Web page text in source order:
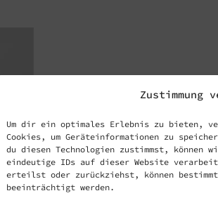
Zustimmung
Um dir ein optimales Erlebnis zu bieten,
Cookies, um Geräteinformationen zu
du diesen Technologien zustimmst, können
eindeutige IDs auf dieser Website
erteilst oder zurückziehst, können
beeinträchtigt werden.